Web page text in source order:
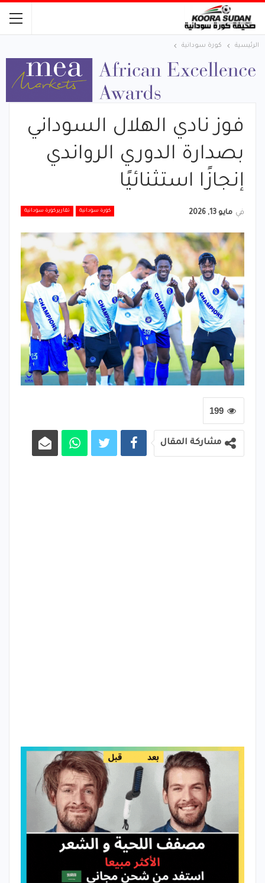
الرئيسية كورة سودانية
فوز نادي الهلال السوداني
بصدارة الدوري الرواندي
إنجازًا استثنائيًا
كورة سودانية تقارير كورة سودانية في مايو 13, 2026
199
مشاركة المقال